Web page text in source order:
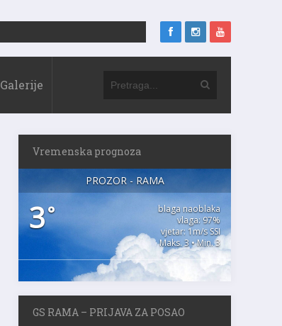
Galerije
Vremenska prognoza
PROZOR - RAMA
3°
blaga naoblaka
vlaga: 97%
vjetar: 1m/s SSI
Maks. 3 • Min. 3
GS RAMA – PRIJAVA ZA POSAO